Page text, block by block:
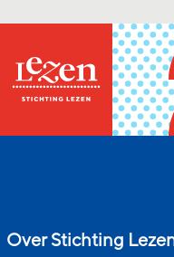
Over Stichting